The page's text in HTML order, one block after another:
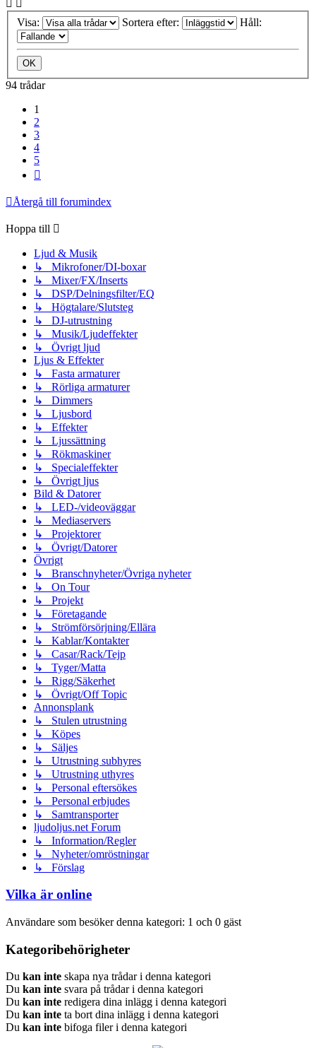
Visa: Sortera efter: Håll:
94 trådar
1
2
3
4
5
Återgå till forumindex
Hoppa till
Ljud & Musik
↳ Mikrofoner/DI-boxar
↳ Mixer/FX/Inserts
↳ DSP/Delningsfilter/EQ
↳ Högtalare/Slutsteg
↳ DJ-utrustning
↳ Musik/Ljudeffekter
↳ Övrigt ljud
Ljus & Effekter
↳ Fasta armaturer
↳ Rörliga armaturer
↳ Dimmers
↳ Ljusbord
↳ Effekter
↳ Ljussättning
↳ Rökmaskiner
↳ Specialeffekter
↳ Övrigt ljus
Bild & Datorer
↳ LED-/videoväggar
↳ Mediaservers
↳ Projektorer
↳ Övrigt/Datorer
Övrigt
↳ Branschnyheter/Övriga nyheter
↳ On Tour
↳ Projekt
↳ Företagande
↳ Strömförsörjning/Ellära
↳ Kablar/Kontakter
↳ Casar/Rack/Tejp
↳ Tyger/Matta
↳ Rigg/Säkerhet
↳ Övrigt/Off Topic
Annonsplank
↳ Stulen utrustning
↳ Köpes
↳ Säljes
↳ Utrustning subhyres
↳ Utrustning uthyres
↳ Personal eftersökes
↳ Personal erbjudes
↳ Samtransporter
ljudoljus.net Forum
↳ Information/Regler
↳ Nyheter/omröstningar
↳ Förslag
Vilka är online
Användare som besöker denna kategori: 1 och 0 gäst
Kategoribehörigheter
Du kan inte skapa nya trådar i denna kategori
Du kan inte svara på trådar i denna kategori
Du kan inte redigera dina inlägg i denna kategori
Du kan inte ta bort dina inlägg i denna kategori
Du kan inte bifoga filer i denna kategori